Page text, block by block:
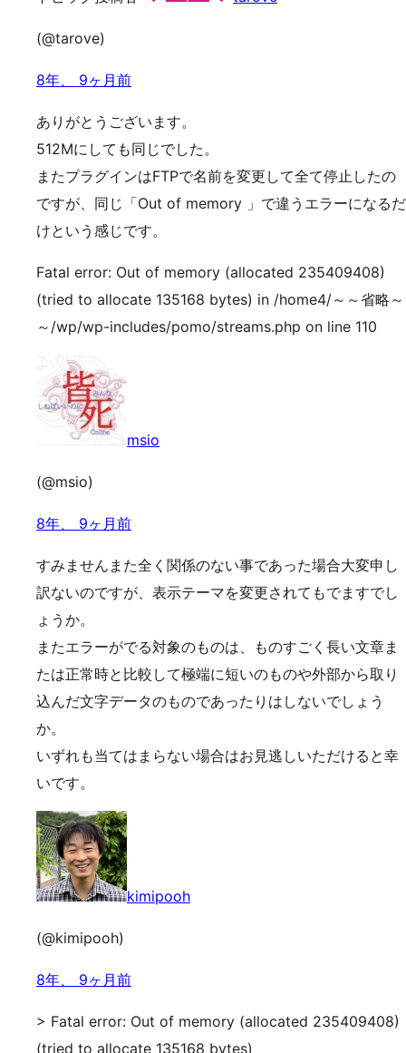
(@tarove)
8年、 9ヶ月前
ありがとうございます。
512Mにしても同じでした。
またプラグインはFTPで名前を変更して全て停止したの
ですが、同じ「Out of memory 」で違うエラーになるだ
けという感じです。
Fatal error: Out of memory (allocated 235409408)
(tried to allocate 135168 bytes) in /home4/～～省略～
～/wp/wp-includes/pomo/streams.php on line 110
msio
(@msio)
8年、 9ヶ月前
すみませんまた全く関係のない事であった場合大変申し
訳ないのですが、表示テーマを変更されてもでますでし
ょうか。
またエラーがでる対象のものは、ものすごく長い文章ま
たは正常時と比較して極端に短いのものや外部から取り
込んだ文字データのものであったりはしないでしょう
か。
いずれも当てはまらない場合はお見逃しいただけると幸
いです。
kimipooh
(@kimipooh)
8年、 9ヶ月前
> Fatal error: Out of memory (allocated 235409408)
(tried to allocate 135168 bytes)